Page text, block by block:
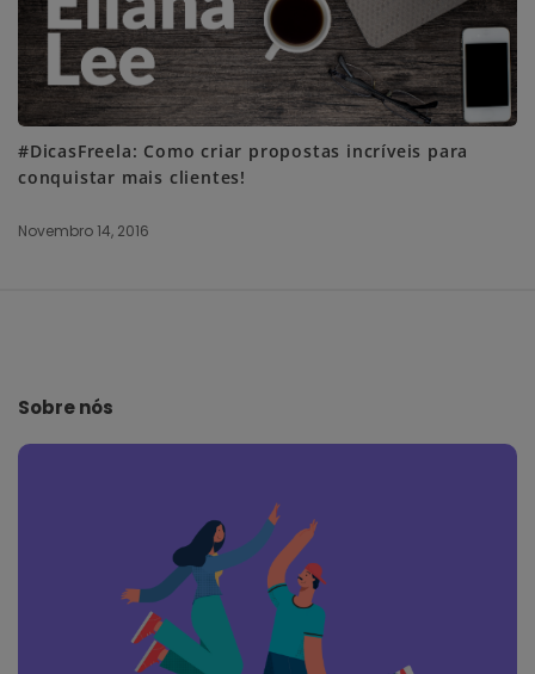
#DicasFreela: Como criar propostas incríveis para
conquistar mais clientes!
Novembro 14, 2016
Sobre nós